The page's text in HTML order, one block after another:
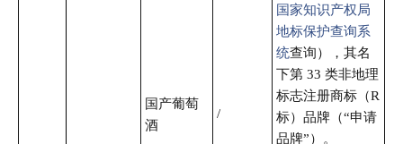
国产葡萄
酒
/
国家知识产权局
地标保护查询系
统查询），其名
下第 33 类非地理
标志注册商标（R
标）品牌（“申请
品牌”）。